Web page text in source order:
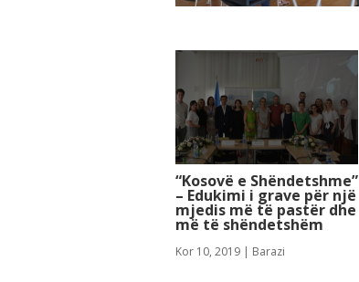
“Kosovë e Shëndetshme”
– Edukimi i grave për një
mjedis më të pastër dhe
më të shëndetshëm
Kor 10, 2019 | Barazi